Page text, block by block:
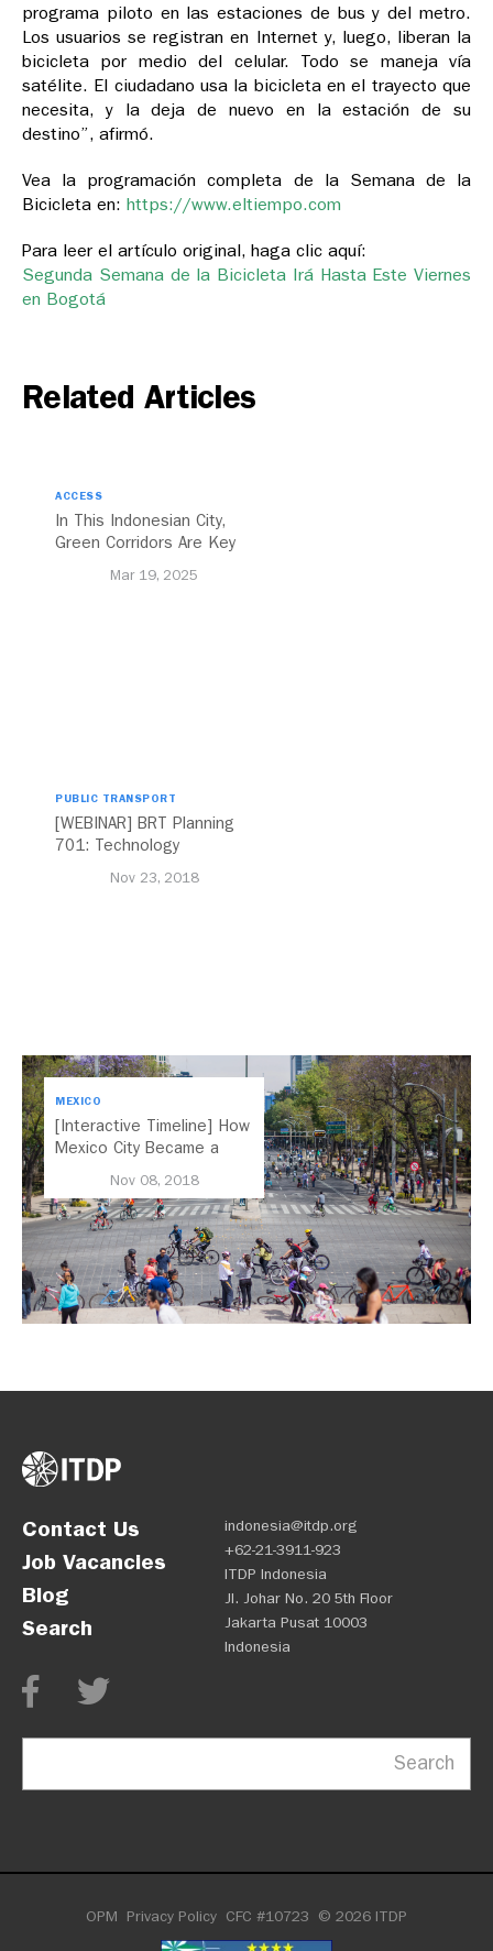
programa piloto en las estaciones de bus y del metro.
Los usuarios se registran en Internet y, luego, liberan la
bicicleta por medio del celular. Todo se maneja vía
satélite. El ciudadano usa la bicicleta en el trayecto que
necesita, y la deja de nuevo en la estación de su
destino”, afirmó.
Vea la programación completa de la Semana de la
Bicicleta en: https://www.eltiempo.com
Para leer el artículo original, haga clic aquí:
Segunda Semana de la Bicicleta Irá Hasta Este Viernes
en Bogotá
Related Articles
ACCESS
In This Indonesian City,
Green Corridors Are Key
Mar 19, 2025
PUBLIC TRANSPORT
[WEBINAR] BRT Planning
701: Technology
Nov 23, 2018
MEXICO
[Interactive Timeline] How
Mexico City Became a
Nov 08, 2018
Contact Us
Job Vacancies
Blog
Search
indonesia@itdp.org
+62-21-3911-923
ITDP Indonesia
Jl. Johar No. 20 5th Floor
Jakarta Pusat 10003
Indonesia
Search
OPM Privacy Policy CFC #10723 © 2026 ITDP